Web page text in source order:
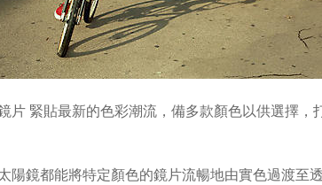
片 緊貼最新的色彩潮流，備多款顏色以供選擇，
陽鏡都能將特定顏色的鏡片流暢地由實色過渡至透